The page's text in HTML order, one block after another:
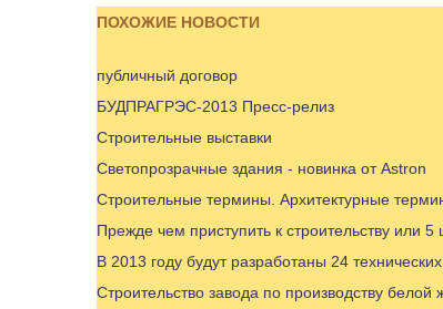
ПОХОЖИЕ НОВОСТИ
публичный договор
БУДПРАГРЭС-2013 Пресс-релиз
Строительные выставки
Светопрозрачные здания - новинка от Astron
Строительные термины. Архитектурные
Прежде чем приступить к строительству или
В 2013 году будут разработаны 24
Строительство завода по производству белой